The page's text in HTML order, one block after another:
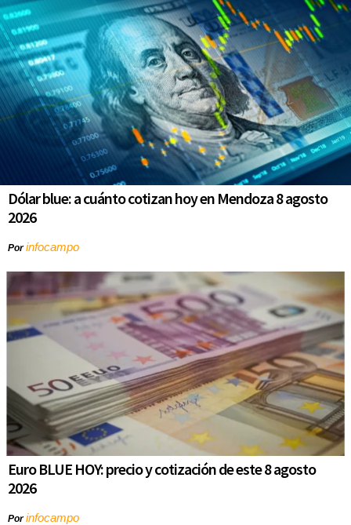
Dólar blue: a cuánto cotizan hoy en Mendoza 8 agosto
2026
Porinfocampo
Euro BLUE HOY: precio y cotización de este 8 agosto
2026
Porinfocampo